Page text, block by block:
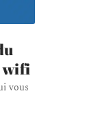
wifi
vous